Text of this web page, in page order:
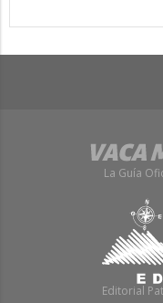
La Guía
Editorial